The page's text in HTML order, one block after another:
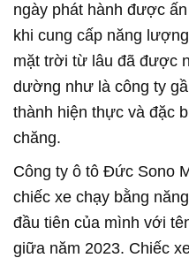
ngày phát hành được
khi cung cấp năng
mặt trời từ lâu đã được
dường như là công ty
thành hiện thực và đặc
chăng.
Công ty ô tô Đức Sono
chiếc xe chạy bằng
đầu tiên của mình với
giữa năm 2023. Chiếc